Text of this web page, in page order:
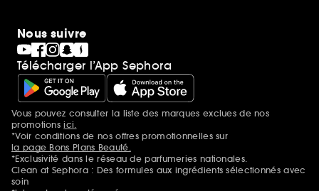
Nous suivre
Télécharger l’App Sephora
Mentions additionnelles
Vous pouvez consulter la liste des marques exclues de nos
promotionsici.
*Voir conditions de nos offres promotionnelles sur
la page Bons Plans Beauté.
*Exclusivité dans le réseau de parfumeries nationales.
Clean at Sephora : Des formules aux ingrédients sélectionnés avec
soin